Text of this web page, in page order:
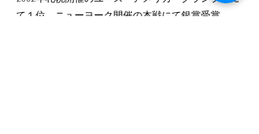
て１位、ニューヨーク開催の本戦にて銀賞受賞。